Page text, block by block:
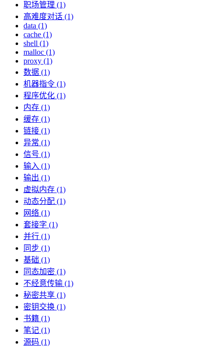
职场管理 (1)
高难度对话 (1)
data (1)
cache (1)
shell (1)
malloc (1)
proxy (1)
数据 (1)
机器指令 (1)
程序优化 (1)
内存 (1)
缓存 (1)
链接 (1)
异常 (1)
信号 (1)
输入 (1)
输出 (1)
虚拟内存 (1)
动态分配 (1)
网络 (1)
套接字 (1)
并行 (1)
同步 (1)
基础 (1)
同态加密 (1)
不经意传输 (1)
秘密共享 (1)
密钥交换 (1)
书籍 (1)
笔记 (1)
源码 (1)